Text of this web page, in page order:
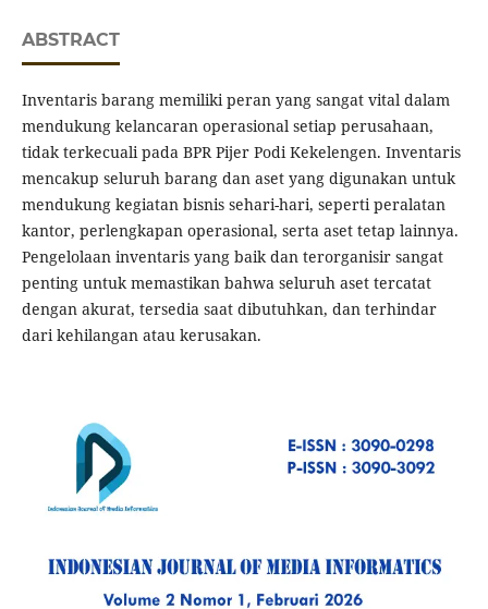
ABSTRACT
Inventaris barang memiliki peran yang sangat vital dalam
mendukung kelancaran operasional setiap perusahaan,
tidak terkecuali pada BPR Pijer Podi Kekelengen. Inventaris
mencakup seluruh barang dan aset yang digunakan untuk
mendukung kegiatan bisnis sehari-hari, seperti peralatan
kantor, perlengkapan operasional, serta aset tetap lainnya.
Pengelolaan inventaris yang baik dan terorganisir sangat
penting untuk memastikan bahwa seluruh aset tercatat
dengan akurat, tersedia saat dibutuhkan, dan terhindar
dari kehilangan atau kerusakan.